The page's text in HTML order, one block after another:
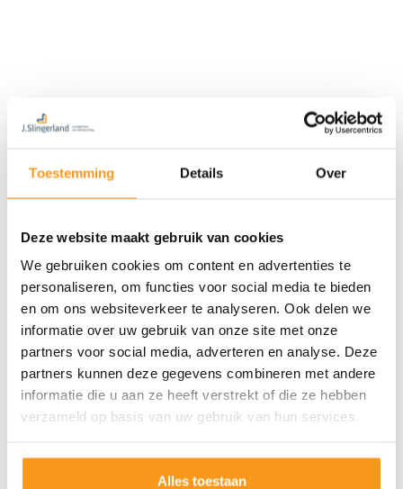
Toestemming Details Over
Deze website maakt gebruik van cookies
We gebruiken cookies om content en advertenties te
personaliseren, om functies voor social media te bieden
en om ons websiteverkeer te analyseren. Ook delen we
informatie over uw gebruik van onze site met onze
partners voor social media, adverteren en analyse. Deze
partners kunnen deze gegevens combineren met andere
informatie die u aan ze heeft verstrekt of die ze hebben
verzameld op basis van uw gebruik van hun services.
Alles toestaan